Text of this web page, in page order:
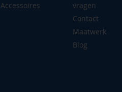
Accessoires
vragen
Contact
Maatwerk
Blog